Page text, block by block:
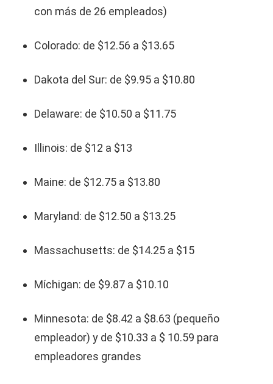
con más de 26 empleados)
Colorado: de $12.56 a $13.65
Dakota del Sur: de $9.95 a $10.80
Delaware: de $10.50 a $11.75
Illinois: de $12 a $13
Maine: de $12.75 a $13.80
Maryland: de $12.50 a $13.25
Massachusetts: de $14.25 a $15
Míchigan: de $9.87 a $10.10
Minnesota: de $8.42 a $8.63 (pequeño
empleador) y de $10.33 a $ 10.59 para
empleadores grandes